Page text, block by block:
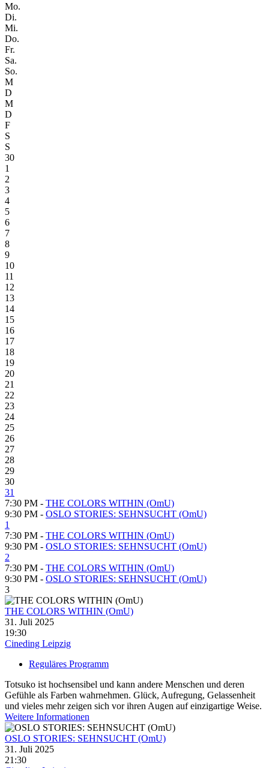
Mo.
Di.
Mi.
Do.
Fr.
Sa.
So.
M
D
M
D
F
S
S
30
1
2
3
4
5
6
7
8
9
10
11
12
13
14
15
16
17
18
19
20
21
22
23
24
25
26
27
28
29
30
31
7:30 PM - THE COLORS WITHIN (OmU)
9:30 PM - OSLO STORIES: SEHNSUCHT (OmU)
1
7:30 PM - THE COLORS WITHIN (OmU)
9:30 PM - OSLO STORIES: SEHNSUCHT (OmU)
2
7:30 PM - THE COLORS WITHIN (OmU)
9:30 PM - OSLO STORIES: SEHNSUCHT (OmU)
3
THE COLORS WITHIN (OmU)
31. Juli 2025
19:30
Cineding Leipzig
Reguläres Programm
Totsuko ist hochsensibel und kann andere Menschen und deren
Gefühle als Farben wahrnehmen. Glück, Aufregung, Gelassenheit
und vieles mehr zeigen sich vor ihren Augen auf einzigartige Weise.
Weitere Informationen
OSLO STORIES: SEHNSUCHT (OmU)
31. Juli 2025
21:30